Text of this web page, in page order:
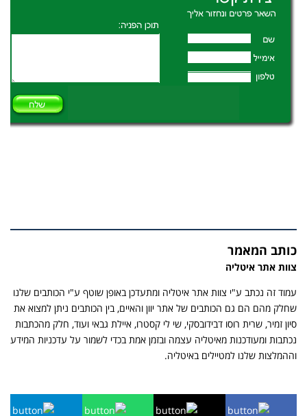
כותב המאמר
צוות אתר איטליה
עמוד זה נכתב ע"י צוות אתר איטליה ומתעדכן באופן שוטף ע"י הכותבים שלנו
שחלק מהם הם גם הכותבים של אתר יוון והאיים, בין הכותבים ניתן למצוא את
סיון זמיר, שרית רוסו דבידובסקי, שי לי קסטרו, איילת גבאי ועוד, חלק מהכתבות
נכתבות ומעודכנות מאיטליה עצמה ובזמן אמת בכדי לשמור על עדכניות המידע
וההמלצות שלנו למטיילים באיטליה.